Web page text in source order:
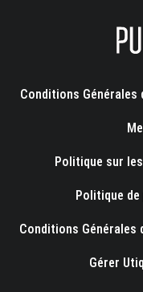
Conditions
Politique sur
Politique
Conditions Générales
Gérer Utiq